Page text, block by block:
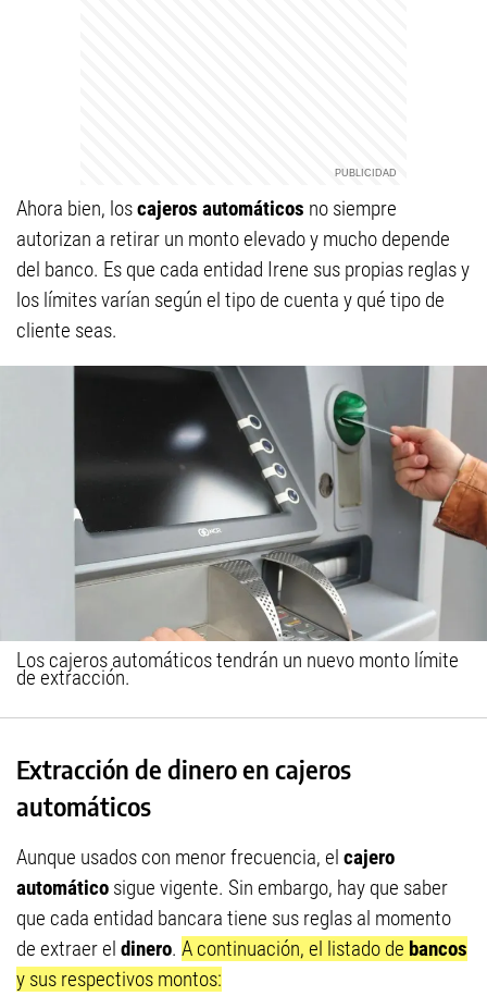
Ahora bien, loscajeros automáticos no siempre
autorizan a retirar un monto elevado y mucho depende
del banco. Es que cada entidad Irene sus propias reglas y
los límites varían según el tipo de cuenta y qué tipo de
cliente seas.
Los cajeros automáticos tendrán un nuevo monto límite
de extracción.
Extracción de dinero en cajeros
automáticos
Aunque usados con menor frecuencia, el cajero
automático sigue vigente. Sin embargo, hay que saber
que cada entidad bancara tiene sus reglas al momento
de extraer el dinero. A continuación, el listado de bancos
y sus respectivos montos: